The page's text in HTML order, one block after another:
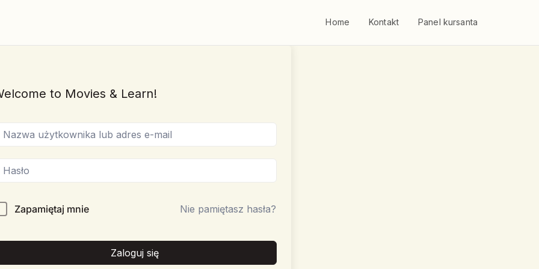
Home Kontakt Panel kursanta
to Movies & Learn!
Zapamiętaj mnie Nie pamiętasz hasła?
Zaloguj się